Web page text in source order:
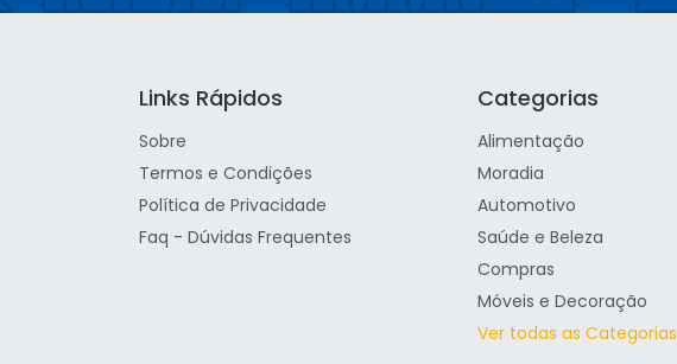
Links Rápidos
Sobre
Termos e Condições
Política de Privacidade
Faq - Dúvidas Frequentes
Categorias
Alimentação
Moradia
Automotivo
Saúde e Beleza
Compras
Móveis e Decoração
Ver todas as Categorias